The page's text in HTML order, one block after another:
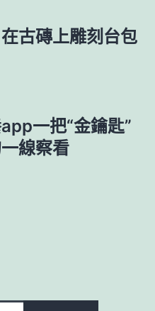
古磚上雕刻台包
一把“金鑰匙”
線察看